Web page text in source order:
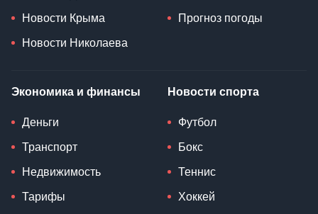
Новости Крыма
Новости Николаева
Прогноз погоды
Экономика и финансы
Деньги
Транспорт
Недвижимость
Тарифы
Новости спорта
Футбол
Бокс
Теннис
Хоккей